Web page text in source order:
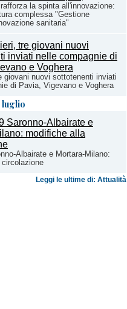
rafforza la spinta all'innovazione:
complessa "Gestione
sanitaria"
giovani nuovi sottotenenti inviati
di Pavia, Vigevano e Voghera
luglio
Albairate e Mortara-Milano:
Leggi le ultime di: Attualità